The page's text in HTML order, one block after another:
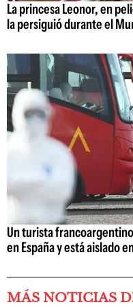
La princesa Leonor, en
la persiguió durante el
Un turista
en España y está aislado
MÁS NOTICIAS